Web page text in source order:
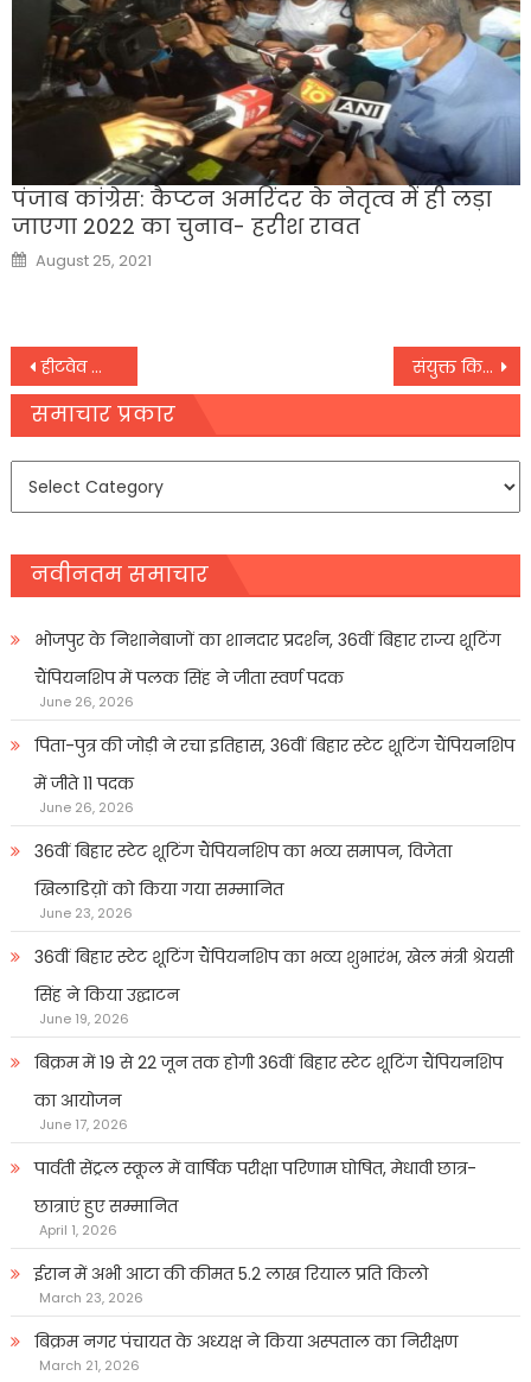
पंजाब कांग्रेस: कैप्टन अमरिंदर के नेतृत्व में ही लड़ा
जाएगा 2022 का चुनाव- हरीश रावत
Posted
on
August 25, 2021
Post
navigation
हीटवेव और मानसून सीजन को लेकर पीएम मोदी की आज मैराथन बैठकें, करेंगे समीक्षा संयुक्त किसान मोर्चा से जुड़े संगठनों की आज लखीमपुर खीरी में बैठक,
समाचार प्रकार
समाचार
नवीनतम समाचार
भोजपुर के निशानेबाजों का शानदार प्रदर्शन, 36वीं बिहार राज्य शूटिंग
चैंपियनशिप में पलक सिंह ने जीता स्वर्ण पदक
June 26, 2026
पिता-पुत्र की जोड़ी ने रचा इतिहास, 36वीं बिहार स्टेट शूटिंग चैंपियनशिप
में जीते 11 पदक
June 26, 2026
36वीं बिहार स्टेट शूटिंग चैंपियनशिप का भव्य समापन, विजेता
खिलाडिय़ों को किया गया सम्मानित
June 23, 2026
36वीं बिहार स्टेट शूटिंग चैंपियनशिप का भव्य शुभारंभ, खेल मंत्री श्रेयसी
सिंह ने किया उद्घाटन
June 19, 2026
बिक्रम में 19 से 22 जून तक होगी 36वीं बिहार स्टेट शूटिंग चैंपियनशिप
का आयोजन
June 17, 2026
पार्वती सेंट्रल स्कूल में वार्षिक परीक्षा परिणाम घोषित, मेधावी छात्र-
छात्राएं हुए सम्मानित
April 1, 2026
ईरान में अभी आटा की कीमत 5.2 लाख रियाल प्रति किलो
March 23, 2026
बिक्रम नगर पंचायत के अध्यक्ष ने किया अस्पताल का निरीक्षण
March 21, 2026